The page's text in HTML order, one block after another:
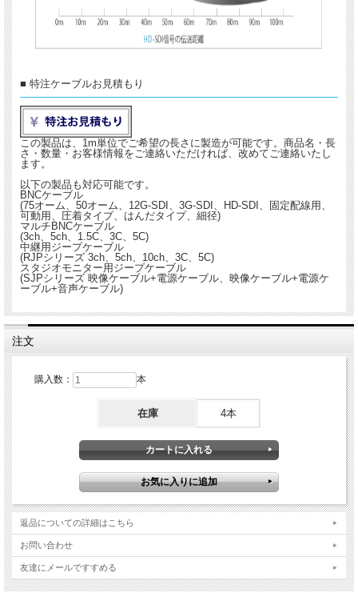
■ 特注ケーブルお見積もり
この製品は、1m単位でご希望の長さに製造が可能です。商品名・長
さ・数量・お客様情報をご連絡いただければ、改めてご連絡いたし
ます。
以下の製品も対応可能です。
BNCケーブル
(75オーム、50オーム、12G-SDI、3G-SDI、HD-SDI、固定配線用、
可動用、圧着タイプ、はんだタイプ、細径)
マルチBNCケーブル
(3ch、5ch、1.5C、3C、5C)
中継用ジープケーブル
(RJPシリーズ 3ch、5ch、10ch、3C、5C)
スタジオモニター用ジープケーブル
(SJPシリーズ 映像ケーブル+電源ケーブル、映像ケーブル+電源ケ
ーブル+音声ケーブル)
注文
購入数： 本
在庫 4本
返品についての詳細はこちら
お問い合わせ
友達にメールですすめる